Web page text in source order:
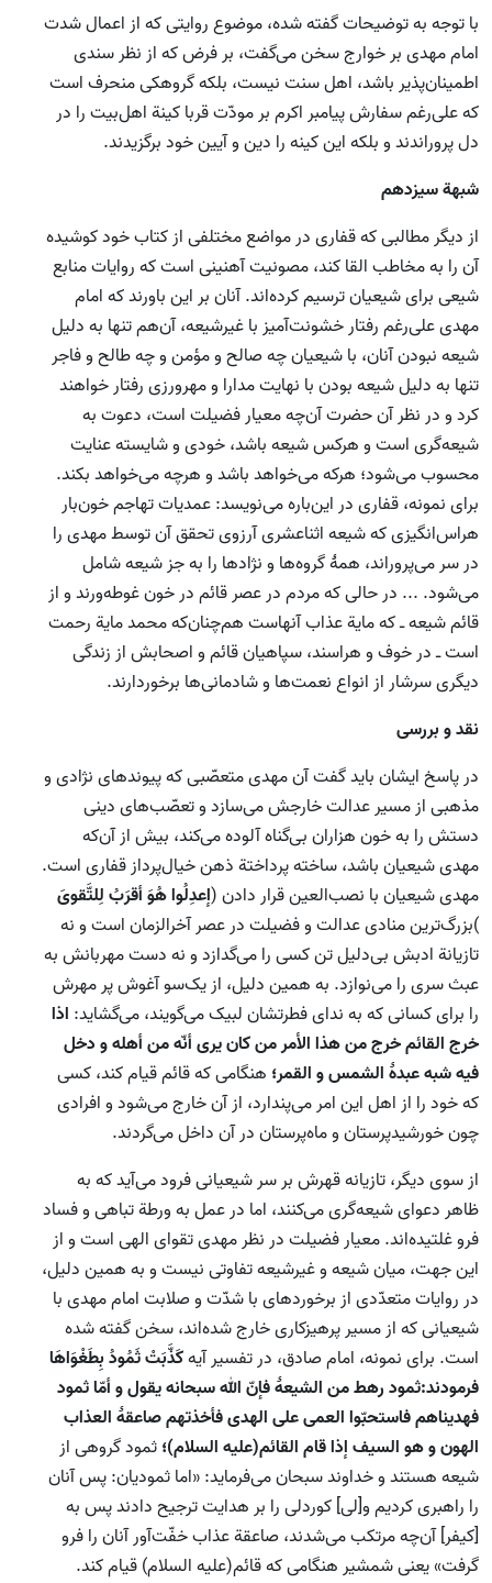
با توجه به توضیحات گفته شده، موضوع روایتی که از اعمال شدت
امام مهدی بر خوارج سخن می‌گفت، بر فرض که از نظر سندی
اطمینان‌پذیر باشد، اهل سنت نیست، بلکه گروهکی منحرف است
که علی‌رغم سفارش پیامبر اکرم بر مودّت قربا کینة اهل‌بیت را در
دل پروراندند و بلکه این کینه را دین و آیین خود برگزیدند.
شبهة سیزدهم
از دیگر مطالبی که قفاری در مواضع مختلفی از کتاب خود کوشیده‌
آن را به مخاطب القا کند، مصونیت آهنینی است که روایات منابع
شیعی برای شیعیان ترسیم کرده‌اند. آنان بر این باورند که امام
مهدی علی‌رغم رفتار خشونت‌آمیز با غیرشیعه، آن‌هم تنها به دلیل
شیعه نبودن آنان، با شیعیان چه صالح و مؤمن و چه طالح و فاجر
تنها به دلیل شیعه بودن با نهایت مدارا و مهرورزی رفتار خواهند
کرد و در نظر آن حضرت آن‌چه معیار فضیلت است، دعوت به
شیعه‌گری است و هرکس شیعه باشد، خودی و شایسته عنایت
محسوب می‌شود؛ هرکه می‌خواهد باشد و هرچه می‌خواهد بکند.
برای نمونه، قفاری در این‌باره می‌نویسد: عمدیات تهاجم خون‌بار
هراس‌انگیزی که شیعه اثناعشری آرزوی تحقق آن توسط مهدی را
در سر می‌پروراند، همۀ گروه‌ها و نژادها را به جز شیعه شامل
می‌شود. ... در حالی که مردم در عصر قائم در خون غوطه‌ورند و از
قائم شیعه ـ که مایة عذاب آنهاست هم‌چنان‌که محمد مایة رحمت
است ـ در خوف و هراسند، سپاهیان قائم و اصحابش از زندگی
دیگری سرشار از انواع نعمت‌ها و شادمانی‌ها برخوردارند.
نقد و بررسی
در پاسخ ایشان باید گفت آن مهدی متعصّبی که پیوندهای نژادی و
مذهبی از مسیر عدالت خارجش می‌سازد و تعصّب‌های دینی
دستش را به خون هزاران بی‌گناه آلوده می‌کند، بیش از آن‌که
مهدی شیعیان باشد، ساخته پرداختة ذهن خیال‌پرداز قفاری است.
مهدی شیعیان با نصب‌العین قرار دادن (إعدلُوا هُوَ أقرَبُ لِلتَّقویَ
)بزرگ‌ترین منادی عدالت و فضیلت در عصر آخرالزمان است و نه
تازیانة ادبش بی‌دلیل تن کسی را می‌گدازد و نه دست مهربانش به
عبث سری را می‌نوازد. به همین دلیل، از یک‌سو آغوش پر مهرش
را برای کسانی که به ندای فطرتشان لبیک می‌گویند، می‌گشاید: اذا
خرج القائم خرج من هذا الأمر من کان یری أنّه من أهله و دخل
فیه شبه عبدۀ الشمس و القمر؛ هنگامی که قائم قیام کند، کسی
که خود را از اهل این امر می‌پندارد، از آن خارج می‌شود و افرادی
چون خورشیدپرستان و ماه‌پرستان در آن داخل می‌گردند.
از سوی دیگر، تازیانه قهرش بر سر شیعیانی فرود می‌آید که به
ظاهر دعوای شیعه‌گری می‌کنند، اما در عمل به ورطة تباهی و فساد
فرو غلتیده‌اند. معیار فضیلت در نظر مهدی تقوای الهی است و از
این جهت، میان شیعه و غیرشیعه تفاوتی نیست و به همین دلیل،
در روایات متعدّدی از برخوردهای با شدّت و صلابت امام مهدی با
شیعیانی که از مسیر پرهیزکاری خارج شده‌اند، سخن گفته شده
است. برای نمونه، امام صادق، در تفسیر آیهكَذَّبَتْ ثَمُودُ بِطَغْوَاهَا
فرمودند:ثمود رهط من الشیعۀ فإنّ الله سبحانه یقول و أمّا ثمود
فهدیناهم فاستحبّوا العمی علی الهدی فأخذتهم صاعقۀ العذاب
الهون و هو السیف إذا قام القائم(علیه السلام)؛ثمود گروهی از
شیعه هستند و خداوند سبحان می‌فرماید: «اما ثمودیان: پس آنان
را راهبری کردیم و[لی] کوردلی را بر هدایت ترجیح دادند پس به
[کیفر] آن‌چه مرتکب می‌شدند، صاعقة عذاب خفّت‌آور آنان را فرو
گرفت» یعنی شمشیر هنگامی که قائم(علیه السلام) قیام کند.